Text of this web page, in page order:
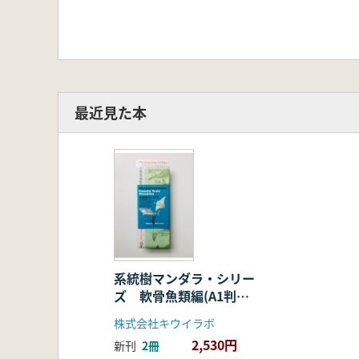
最近見た本
系統樹マンダラ・シリー
ズ 軟骨魚類編(A1判ポ
プ)
株式会社キウイラボ
新刊 2冊 2,530円